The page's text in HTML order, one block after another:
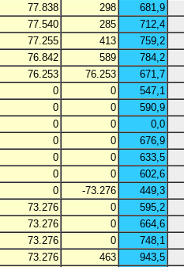
77.838 298
681,9
77.540 285
712,4
77.255 413
759,2
76.842 589
784,2
76.253 76.253
671,7
0 0
547,1
0 0
590,9
0 0
0,0
0 0
676,9
0 0
633,5
0 0
602,6
0 -73.276
449,3
73.276 0
595,2
73.276 0
664,6
73.276 0
748,1
73.276 463
943,5